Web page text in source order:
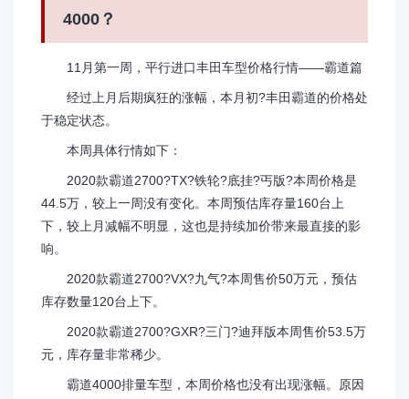
4000？
11月第一周，平行进口丰田车型价格行情——霸道篇
经过上月后期疯狂的涨幅，本月初?丰田霸道的价格处
于稳定状态。
本周具体行情如下：
2020款霸道2700?TX?铁轮?底挂?丐版?本周价格是
44.5万，较上一周没有变化。本周预估库存量160台上
下，较上月减幅不明显，这也是持续加价带来最直接的影
响。
2020款霸道2700?VX?九气?本周售价50万元，预估
库存数量120台上下。
2020款霸道2700?GXR?三门?迪拜版本周售价53.5万
元，库存量非常稀少。
霸道4000排量车型，本周价格也没有出现涨幅。原因